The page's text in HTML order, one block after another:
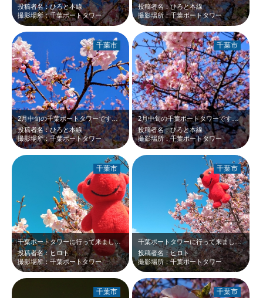
投稿者名：ひろと本線
撮影場所：千葉ポートタワー
投稿者名：ひろと本線
撮影場所：千葉ポートタワー
2月中旬の千葉ポートタワーです。野外ステージ後ろにも河津桜が咲いていました。濃…
投稿者名：ひろと本線
撮影場所：千葉ポートタワー
千葉市
2月中旬の千葉ポートタワーです。野外ステージ脇に河津桜が咲いていたのでアップで…
投稿者名：ひろと本線
撮影場所：千葉ポートタワー
千葉市
千葉ポートタワーに行って来ました。河津桜とちーばくんのツーショットです♡ちーば…
投稿者名：ヒロト
撮影場所：千葉ポートタワー
千葉市
千葉ポートタワーに行って来ました。河津桜とちーばくんのツーショットです。河津桜…
投稿者名：ヒロト
撮影場所：千葉ポートタワー
千葉市
千葉市 千葉市